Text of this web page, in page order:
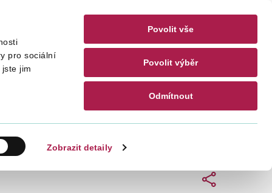
pro sociální
jim
Zobrazit detaily
Povolit vše
Povolit výběr
Odmítnout
CZ EN
Sdílet